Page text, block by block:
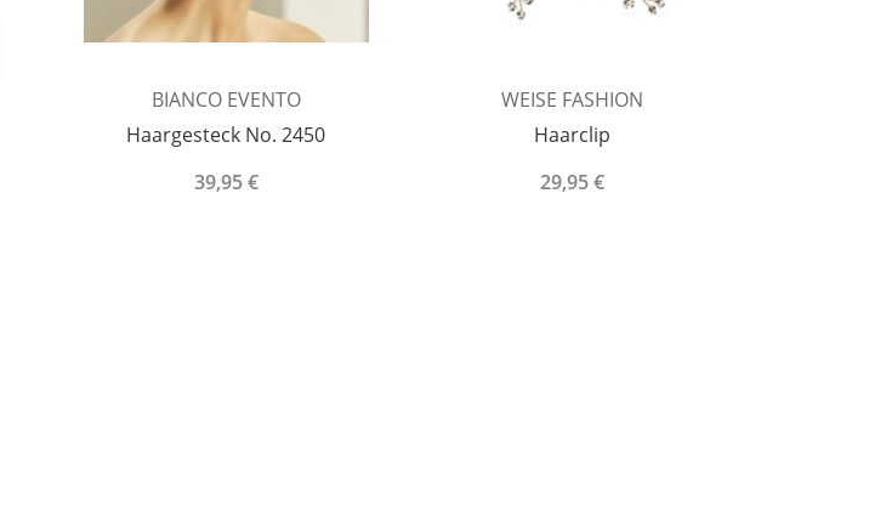
BIANCO EVENTO
Haargesteck No. 2450
39,95 €
WEISE FASHION
Haarclip
29,95 €